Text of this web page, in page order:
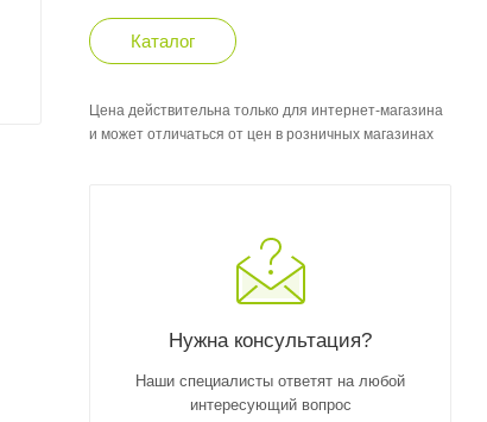
Каталог
Цена действительна только для интернет-магазина
и может отличаться от цен в розничных магазинах
Нужна консультация?
Наши специалисты ответят на любой
интересующий вопрос